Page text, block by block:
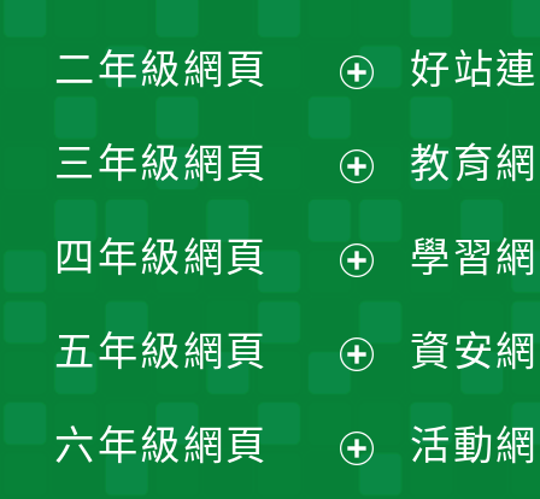
開
選
單
二年級網頁
開
選
單
三年級網頁
開
選
單
四年級網頁
開
選
五年級網頁
開
六年級網頁
好站
教育
學習
資安
活動